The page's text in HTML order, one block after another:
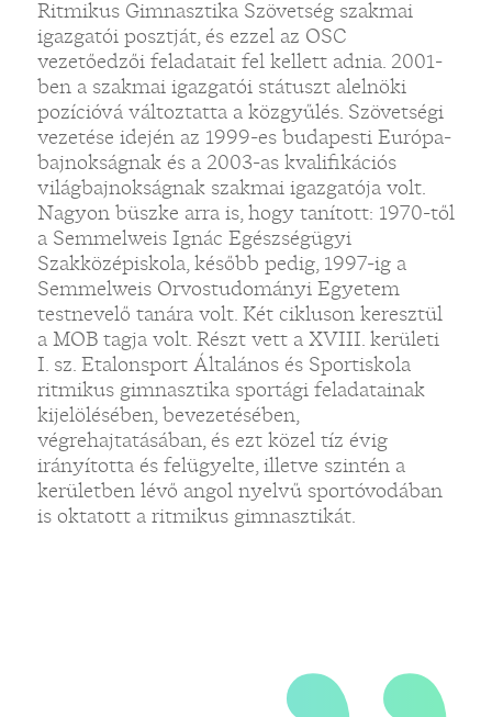
Ritmikus Gimnasztika Szövetség szakmai
igazgatói posztját, és ezzel az OSC
vezetőedzői feladatait fel kellett adnia. 2001-
ben a szakmai igazgatói státuszt alelnöki
pozícióvá változtatta a közgyűlés. Szövetségi
vezetése idején az 1999-es budapesti Európa-
bajnokságnak és a 2003-as kvalifikációs
világbajnokságnak szakmai igazgatója volt.
Nagyon büszke arra is, hogy tanított: 1970-től
a Semmelweis Ignác Egészségügyi
Szakközépiskola, később pedig, 1997-ig a
Semmelweis Orvostudományi Egyetem
testnevelő tanára volt. Két cikluson keresztül
a MOB tagja volt. Részt vett a XVIII. kerületi
I. sz. Etalonsport Általános és Sportiskola
ritmikus gimnasztika sportági feladatainak
kijelölésében, bevezetésében,
végrehajtatásában, és ezt közel tíz évig
irányította és felügyelte, illetve szintén a
kerületben lévő angol nyelvű sportóvodában
is oktatott a ritmikus gimnasztikát.„